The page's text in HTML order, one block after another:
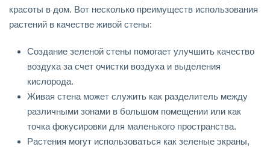
красоты в дом. Вот несколько преимуществ использования
растений в качестве живой стены:
Создание зеленой стены помогает улучшить качество
воздуха за счет очистки воздуха и выделения
кислорода.
Живая стена может служить как разделитель между
различными зонами в большом помещении или как
точка фокусировки для маленького пространства.
Растения могут использоваться как зеленые экраны,